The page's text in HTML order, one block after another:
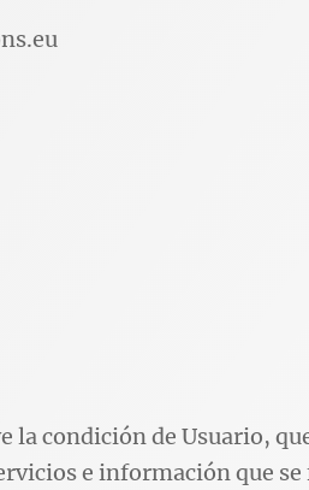
la condición de Usuario,
e información que